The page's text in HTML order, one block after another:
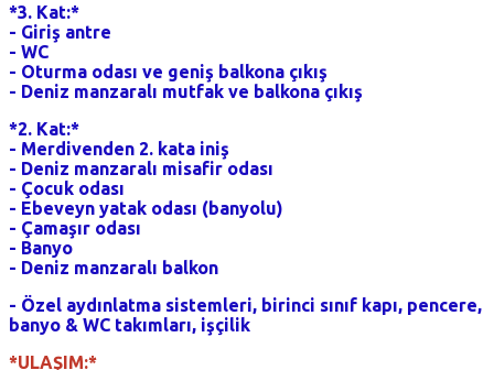
*3. Kat:*
- Giriş antre
- WC
- Oturma odası ve geniş balkona çıkış
- Deniz manzaralı mutfak ve balkona çıkış
*2. Kat:*
- Merdivenden 2. kata iniş
- Deniz manzaralı misafir odası
- Çocuk odası
- Ebeveyn yatak odası (banyolu)
- Çamaşır odası
- Banyo
- Deniz manzaralı balkon
- Özel aydınlatma sistemleri, birinci sınıf kapı, pencere,
banyo & WC takımları, işçilik
*ULAŞIM:*